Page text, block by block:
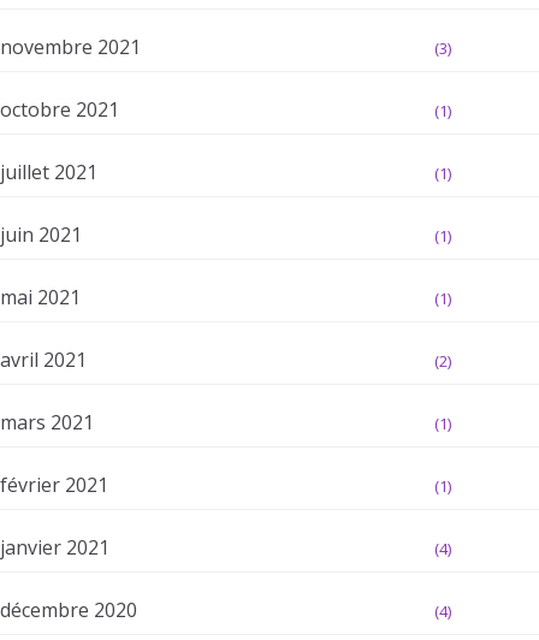
novembre 2021 (3)
octobre 2021 (1)
juillet 2021 (1)
juin 2021 (1)
mai 2021 (1)
avril 2021 (2)
mars 2021 (1)
février 2021 (1)
janvier 2021 (4)
décembre 2020 (4)